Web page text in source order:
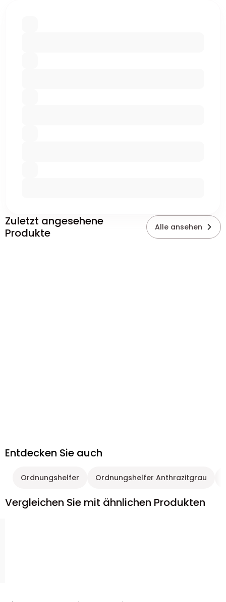
Zuletzt angesehene
Produkte
Alle ansehen
Entdecken Sie auch
Ordnungshelfer Ordnungshelfer Anthrazitgrau
Vergleichen Sie mit ähnlichen Produkten